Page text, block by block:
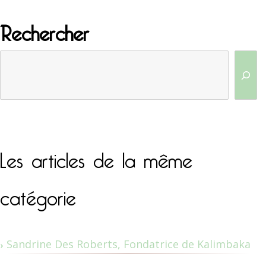
Rechercher
Les articles de la même
catégorie
Sandrine Des Roberts, Fondatrice de Kalimbaka